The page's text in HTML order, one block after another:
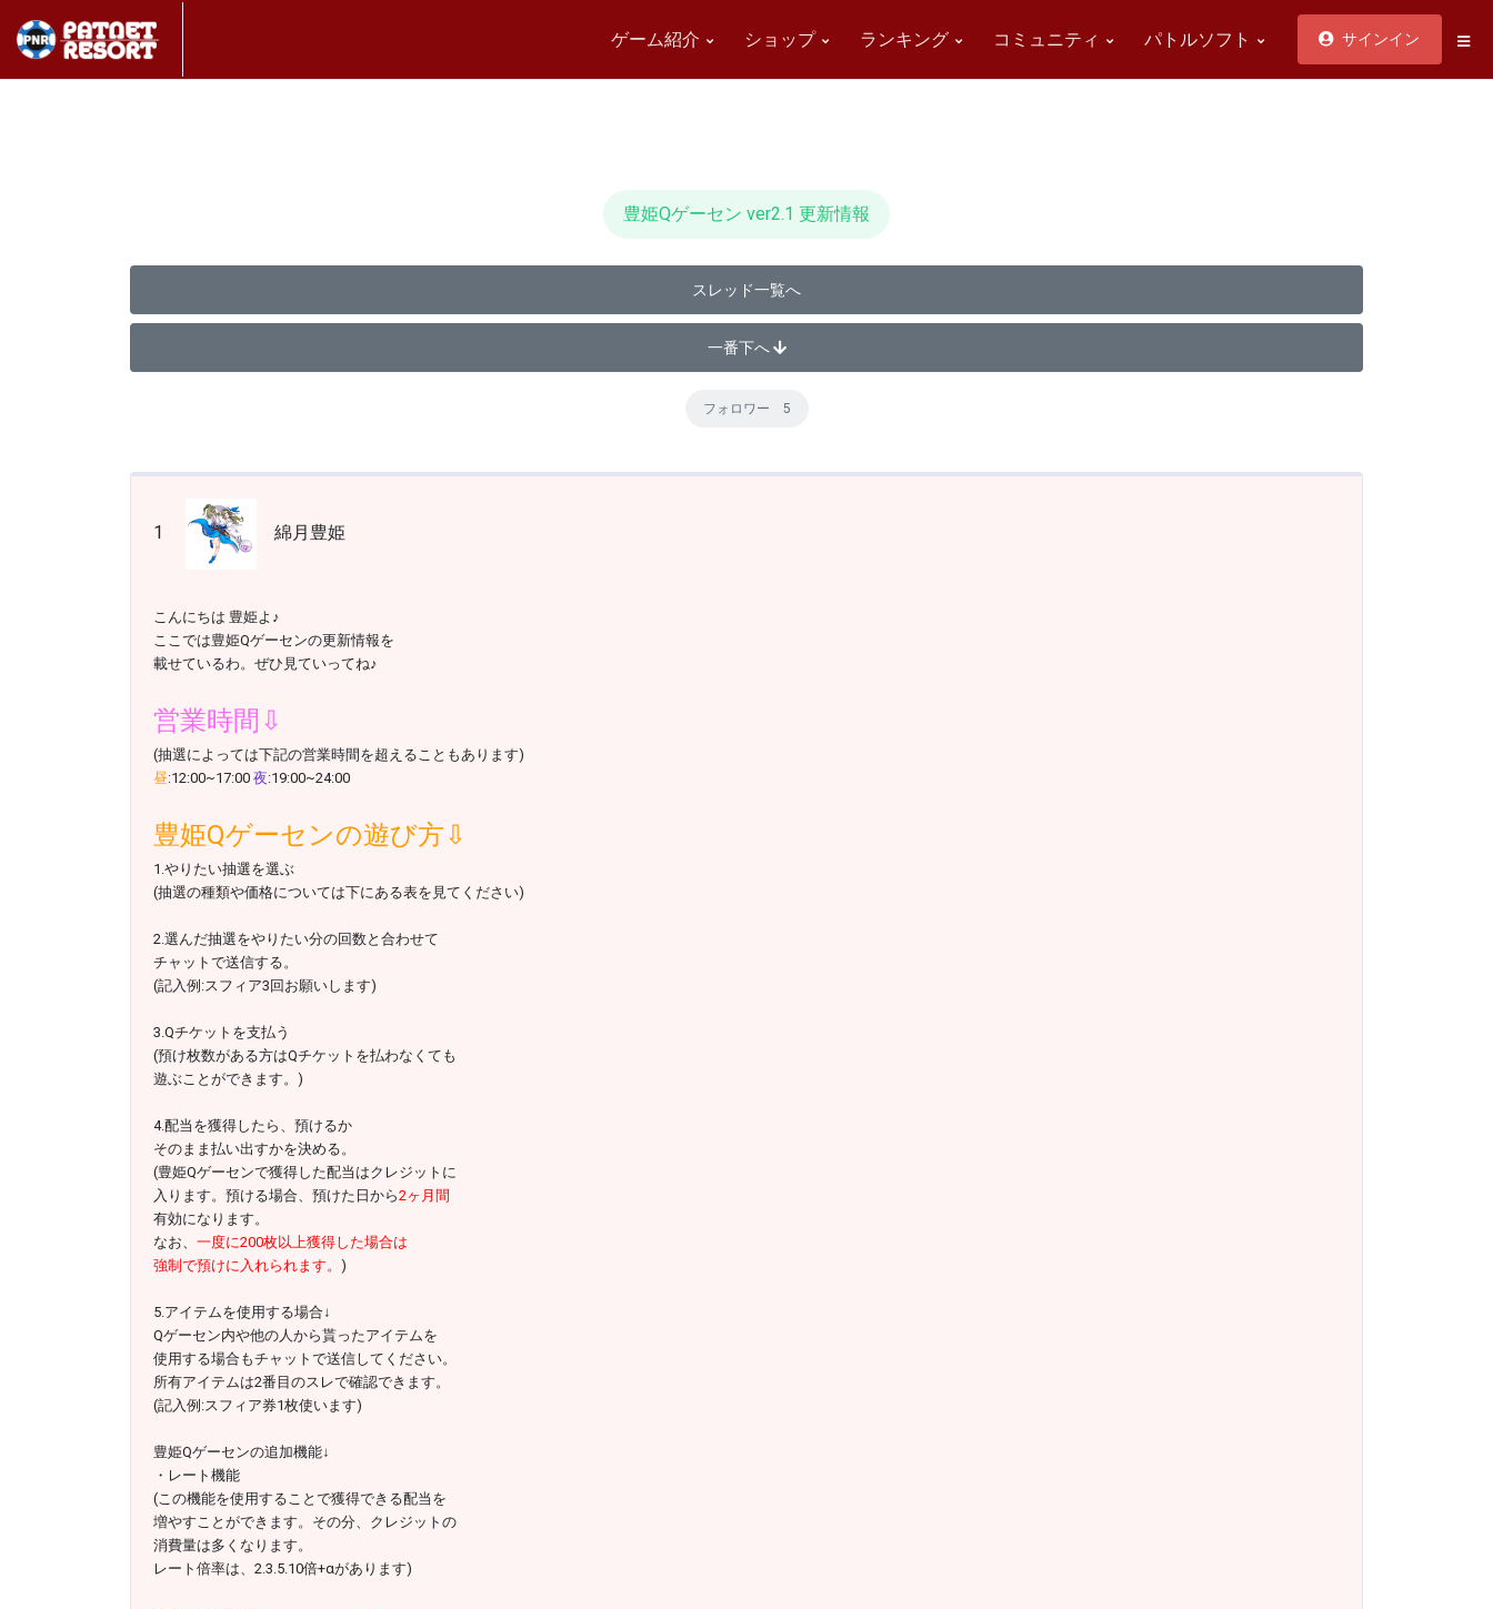
ゲーム紹介 ショップ ランキング コミュニティ パトルソフト サインイン
豊姫Qゲーセン ver2.1 更新情報
スレッド一覧へ
一番下へ
フォロワー 5
1 綿月豊姫
こんにちは 豊姫よ♪
ここでは豊姫Qゲーセンの更新情報を
載せているわ。ぜひ見ていってね♪
営業時間⇩
(抽選によっては下記の営業時間を超えることもあります)
昼:12:00~17:00 夜:19:00~24:00
豊姫Qゲーセンの遊び方⇩
1.やりたい抽選を選ぶ
(抽選の種類や価格については下にある表を見てください)
2.選んだ抽選をやりたい分の回数と合わせて
チャットで送信する。
(記入例:スフィア3回お願いします)
3.Qチケットを支払う
(預け枚数がある方はQチケットを払わなくても
遊ぶことができます。)
4.配当を獲得したら、預けるか
そのまま払い出すかを決める。
(豊姫Qゲーセンで獲得した配当はクレジットに
入ります。預ける場合、預けた日から2ヶ月間
有効になります。
なお、 一度に200枚以上獲得した場合は
強制で預けに入れられます。 )
5.アイテムを使用する場合↓
Qゲーセン内や他の人から貰ったアイテムを
使用する場合もチャットで送信してください。
所有アイテムは2番目のスレで確認できます。
(記入例:スフィア券1枚使います)
豊姫Qゲーセンの追加機能↓
・レート機能
(この機能を使用することで獲得できる配当を
増やすことができます。その分、クレジットの
消費量は多くなります。
レート倍率は、2.3.5.10倍+αがあります)